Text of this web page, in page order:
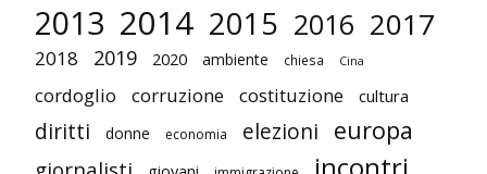
2013 2014 2015 2016 2017
2018 2019 2020 ambiente chiesa Cina
cordoglio corruzione costituzione cultura
diritti donne economia elezioni europa